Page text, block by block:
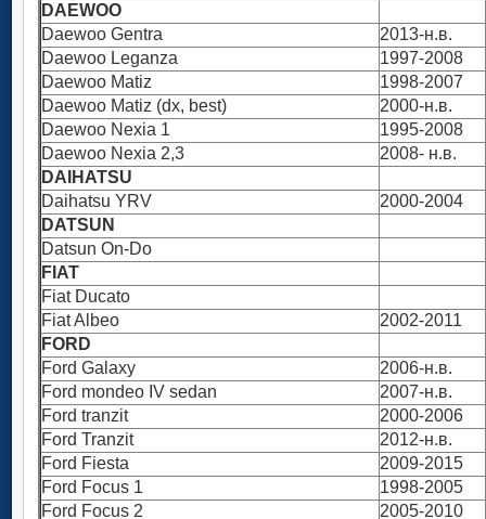
DAEWOO
Daewoo Gentra
2013-н.в.
Daewoo Leganza
1997-2008
Daewoo Matiz
1998-2007
Daewoo Matiz (dx, best)
2000-н.в.
Daewoo Nexia 1
1995-2008
Daewoo Nexia 2,3
2008- н.в.
DAIHATSU
Daihatsu YRV
2000-2004
DATSUN
Datsun On-Do
FIAT
Fiat Ducato
Fiat Albeo
2002-2011
FORD
Ford Galaxy
2006-н.в.
Ford mondeo IV sedan
2007-н.в.
Ford tranzit
2000-2006
Ford Tranzit
2012-н.в.
Ford Fiesta
2009-2015
Ford Focus 1
1998-2005
Ford Focus 2
2005-2010